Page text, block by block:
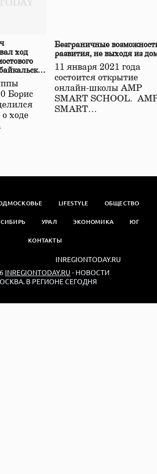
ход
Борис
ходе
Безграничные
развития, не выходя из
11 января 2021 года
состоится открытие
онлайн-школы АМР
SMART SCHOOL.
SMART…
LIFESTYLE ОБЩЕСТВО
СИБИРЬ УРАЛ ЭКОНОМИКА ЮГ
КОНТАКТЫ
INREGIONTODAY.RU - НОВОСТИ
В РЕГИОНЕ СЕГОДНЯ